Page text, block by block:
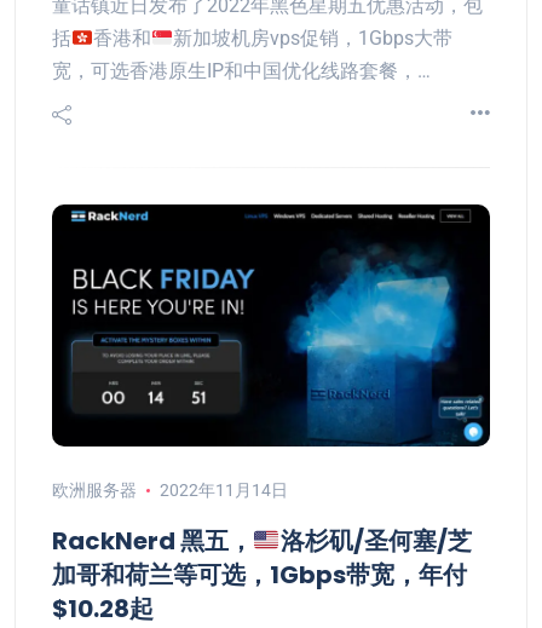
童话镇近日发布了2022年黑色星期五优惠活动，包
括
香港和
新加坡机房vps促销，1Gbps大带
宽，可选香港原生IP和中国优化线路套餐，…
欧洲服务器 2022年11月14日
RackNerd 黑五，
洛杉矶/圣何塞/芝
加哥和荷兰等可选，1Gbps带宽，年付
$10.28起